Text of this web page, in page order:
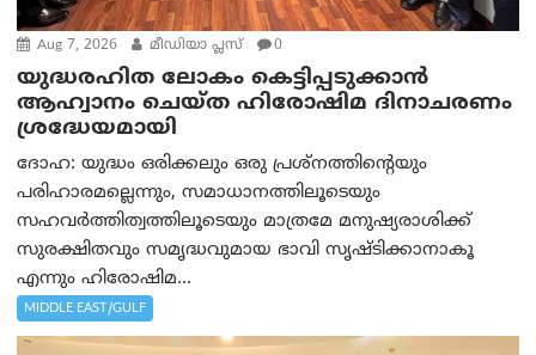
Aug 7, 2026 മീഡിയാ പ്ലസ് 0
യുദ്ധരഹിത ലോകം കെട്ടിപ്പടുക്കാന്‍
ആഹ്വാനം ചെയ്ത ഹിരോഷിമ ദിനാചരണം
ശ്രദ്ധേയമായി
ദോഹ: യുദ്ധം ഒരിക്കലും ഒരു പ്രശ്‌നത്തിന്റെയും
പരിഹാരമല്ലെന്നും, സമാധാനത്തിലൂടെയും
സഹവര്‍ത്തിത്വത്തിലൂടെയും മാത്രമേ മനുഷ്യരാശിക്ക്
സുരക്ഷിതവും സമൃദ്ധവുമായ ഭാവി സൃഷ്ടിക്കാനാകൂ
എന്നും ഹിരോഷിമ...
MIDDLE EAST/GULF